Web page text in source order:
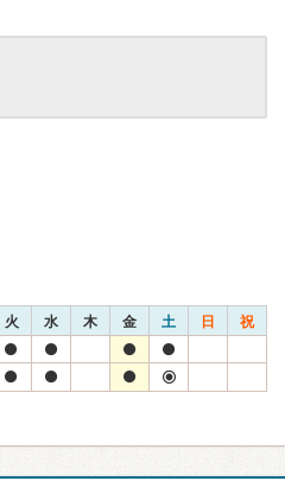
火 水 木 金 土 日 祝